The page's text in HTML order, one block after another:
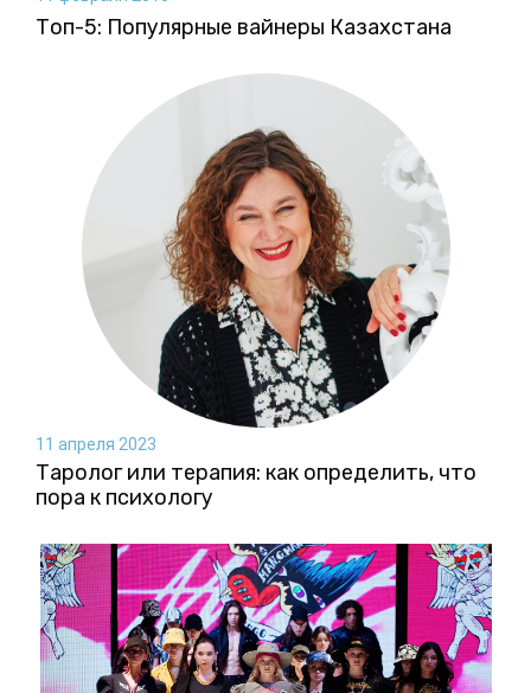
Топ-5: Популярные вайнеры Казахстана
11 апреля 2023
Таролог или терапия: как определить, что
пора к психологу